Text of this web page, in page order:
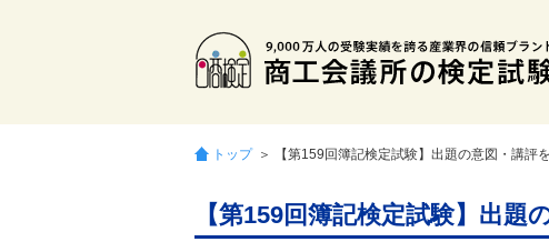
トップ ＞ 【第159回簿記検定試験】出題の意図・講評
【第159回簿記検定試験】出題